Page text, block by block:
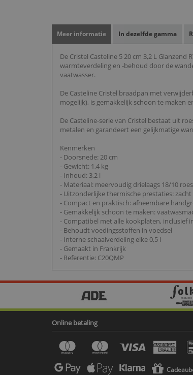
Meer informatie In dezelfde gamma
De Cristel Casteline 5 20 cm 3,2 L
warmteverdeling en -behoud door de
vaatwasser.
De Casteline Cristel braadpan met
mogelijk), is gemakkelijk schoon te maken
De Casteline-serie van Cristel bestaat uit
metalen en garandeert een gelijkmatige
Kenmerken
- Doorsnede: 20 cm
- Gewicht: 1,4 kg
- Inhoud: 3,2 l
- Materiaal: meervoudig drielaags 18/10
- Uitzonderlijke thermische prestaties:
- Compact en praktisch: afneembare
- Gemakkelijk schoon te maken:
- Compatibel met alle kookplaten, inclusief
- Behoudt voedingsstoffen in voedsel
- Interne schaalverdeling elke 0,5 l
- Gemaakt in Frankrijk
- Referentie: C20QMP
Online betaling